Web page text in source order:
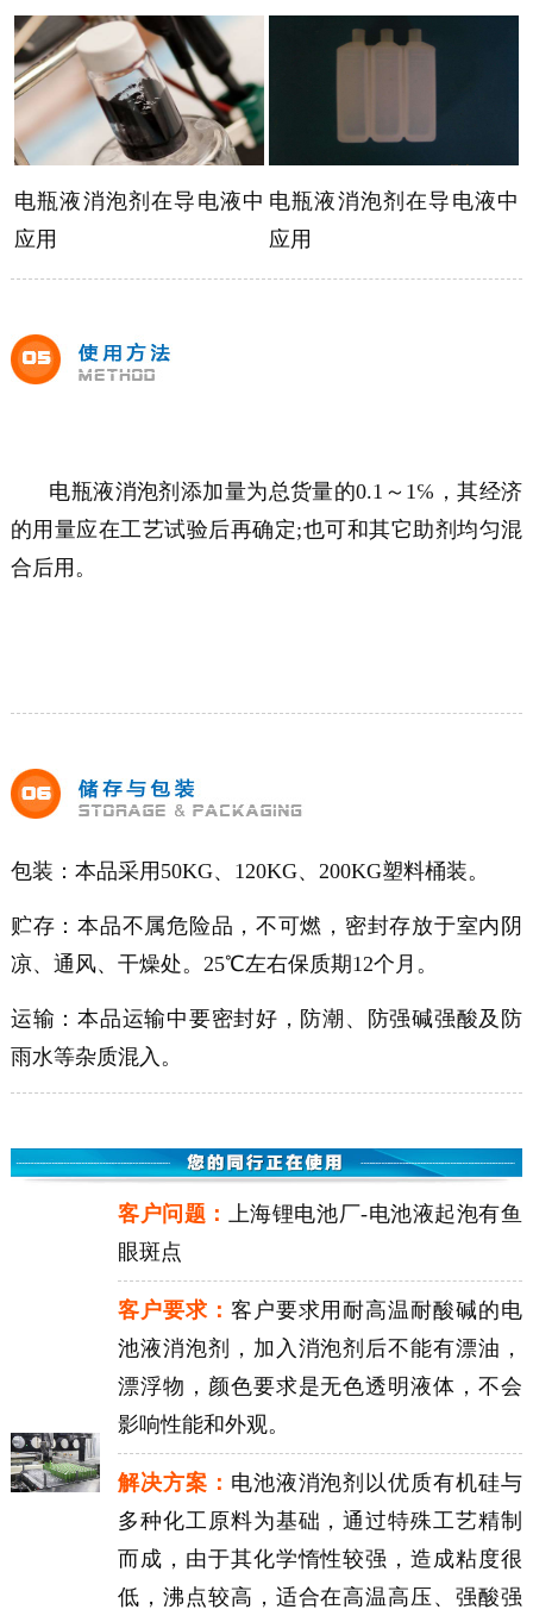
电瓶液消泡剂在导电液中
应用
电瓶液消泡剂在导电液中
应用
电瓶液消泡剂 添加量为总货量的0.1～1℅，其经济
的用量应在工艺试验后再确定;也可和其它助剂均匀混
合后用。
包装：本品采用50KG、120KG、200KG塑料桶装。
贮存：本品不属危险品，不可燃，密封存放于室内阴
凉、通风、干燥处。25℃左右保质期12个月。
运输：本品运输中要密封好，防潮、防强碱强酸及防
雨水等杂质混入。
客户问题： 上海锂电池厂-电池液起泡有鱼
眼斑点
客户要求： 客户要求用耐高温耐酸碱的电
池液消泡剂，加入消泡剂后不能有漂油，
漂浮物，颜色要求是无色透明液体，不会
影响性能和外观。
解决方案： 电池液消泡剂以优质有机硅与
多种化工原料为基础，通过特殊工艺精制
而成，由于其化学惰性较强，造成粘度很
低，沸点较高，适合在高温高压、强酸强